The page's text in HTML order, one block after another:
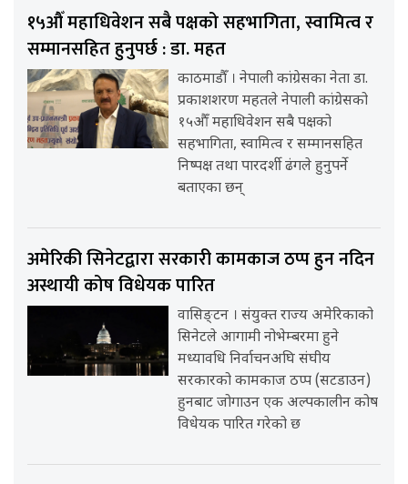
१५औँ महाधिवेशन सबै पक्षको सहभागिता, स्वामित्व र
सम्मानसहित हुनुपर्छ : डा. महत
काठमाडौँ । नेपाली कांग्रेसका नेता डा.
प्रकाशशरण महतले नेपाली कांग्रेसको
१५औँ महाधिवेशन सबै पक्षको
सहभागिता, स्वामित्व र सम्मानसहित
निष्पक्ष तथा पारदर्शी ढंगले हुनुपर्ने
बताएका छन्
अमेरिकी सिनेटद्वारा सरकारी कामकाज ठप्प हुन नदिन
अस्थायी कोष विधेयक पारित
वासिङ्टन । संयुक्त राज्य अमेरिकाको
सिनेटले आगामी नोभेम्बरमा हुने
मध्यावधि निर्वाचनअघि संघीय
सरकारको कामकाज ठप्प (सटडाउन)
हुनबाट जोगाउन एक अल्पकालीन कोष
विधेयक पारित गरेको छ